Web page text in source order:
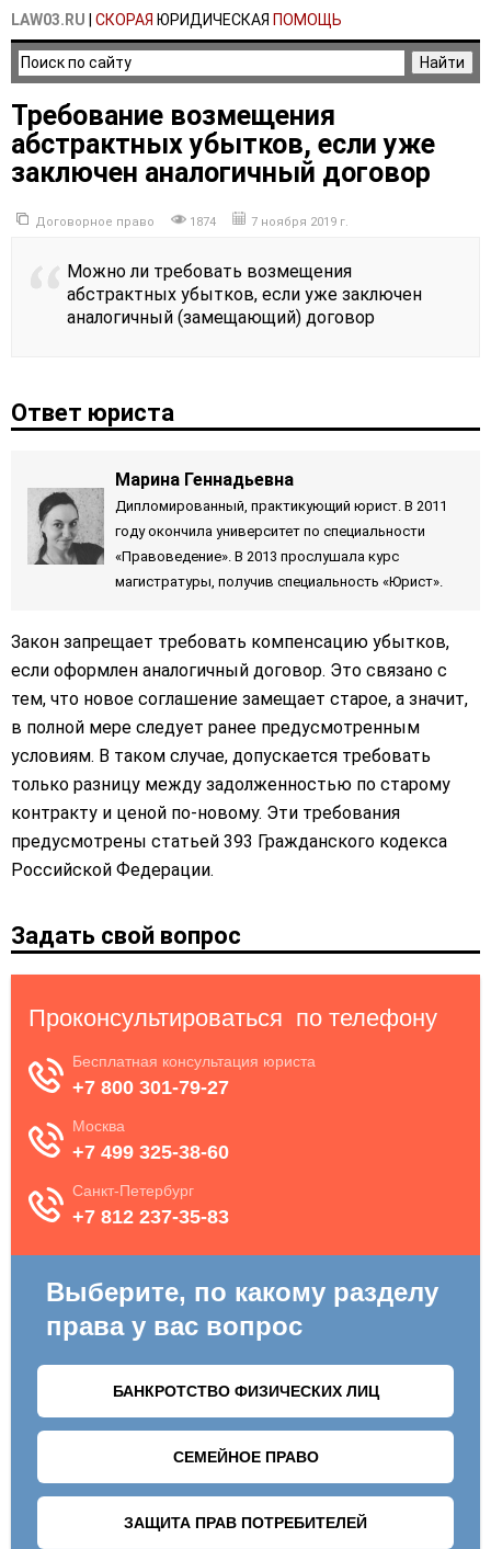
LAW03.RU СКОРАЯ ЮРИДИЧЕСКАЯ ПОМОЩЬ
Требование возмещения
абстрактных убытков, если уже
заключен аналогичный договор
Договорное право 1874 7 ноября 2019 г.
Можно ли требовать возмещения
абстрактных убытков, если уже заключен
аналогичный (замещающий) договор
Ответ юриста
Марина Геннадьевна
Дипломированный, практикующий юрист. В 2011
году окончила университет по специальности
«Правоведение». В 2013 прослушала курс
магистратуры, получив специальность «Юрист».
Закон запрещает требовать компенсацию убытков,
если оформлен аналогичный договор. Это связано с
тем, что новое соглашение замещает старое, а значит,
в полной мере следует ранее предусмотренным
условиям. В таком случае, допускается требовать
только разницу между задолженностью по старому
контракту и ценой по-новому. Эти требования
предусмотрены статьей 393 Гражданского кодекса
Российской Федерации.
Задать свой вопрос